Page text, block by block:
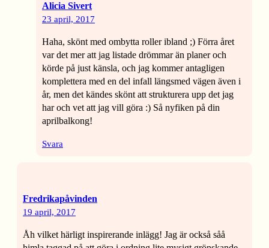
Alicia Sivert
23 april, 2017
Haha, skönt med ombytta roller ibland ;) Förra året
var det mer att jag listade drömmar än planer och
körde på just känsla, och jag kommer antagligen
komplettera med en del infall längsmed vägen även i
år, men det kändes skönt att strukturera upp det jag
har och vet att jag vill göra :) Så nyfiken på din
aprilbalkong!
Svara
Fredrikapåvinden
19 april, 2017
Åh vilket härligt inspirerande inlägg! Jag är också såå